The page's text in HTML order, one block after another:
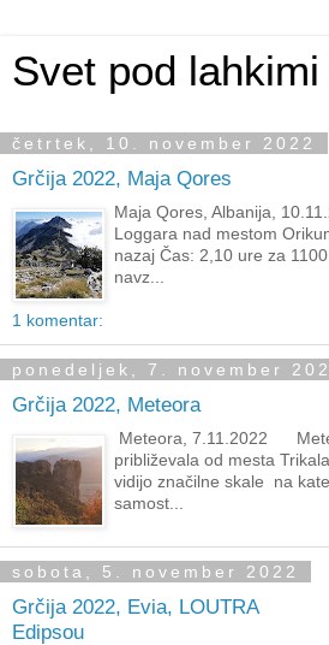
Svet pod
četrtek, 10. november 2022
Grčija 2022, Maja Qores
Maja Qores, Albanija,
Loggara nad mestom
nazaj Čas: 2,10 ure za
navz...
1 komentar:
ponedeljek, 7. november
Grčija 2022, Meteora
Meteora, 7.11.2022
približevala od mesta
vidijo značilne skale na
samost...
sobota, 5. november 2022
Grčija 2022, Evia, LOUTRA
Edipsou